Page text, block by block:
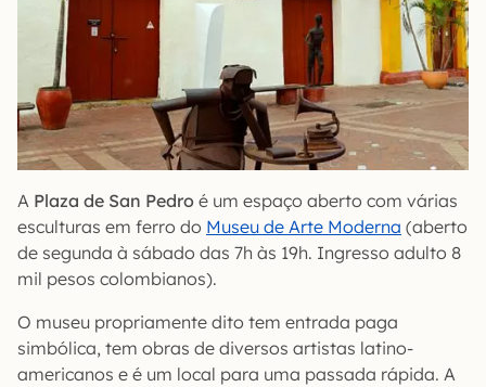
A Plaza de San Pedro é um espaço aberto com várias
esculturas em ferro do Museu de Arte Moderna (aberto
de segunda à sábado das 7h às 19h. Ingresso adulto 8
mil pesos colombianos).
O museu propriamente dito tem entrada paga
simbólica, tem obras de diversos artistas latino-
americanos e é um local para uma passada rápida. A